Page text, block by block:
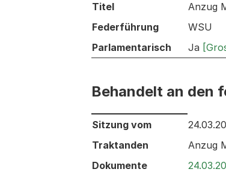
Titel
Anzug
Federführung
WSU
Parlamentarisch
Ja
Behandelt an den
Behandelt an den
Sitzung vom
Traktanden
Anzug
Dokumente